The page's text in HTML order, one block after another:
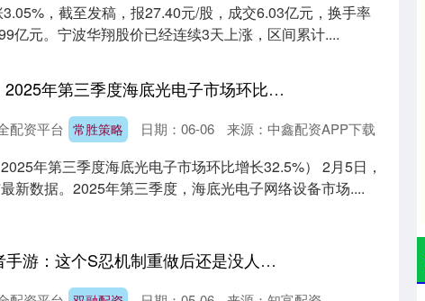
，截至发稿，报27.40元/股，成交6.03亿元，换手率
亿元。宁波华翔股价已经连续3天上涨，区间累计....
常胜策略 Omdia：2025年第三季度海底光电子市场环比增长32.5%
常胜策略 日期：06-06 来源：中鑫配资APP下载
配资平台
年第三季度海底光电子市场环比增长32.5%） 2月5日，
新数据。2025年第三季度，海底光电子网络设备市场....
双融配资 火影忍者手游：这个S忍机制重做后还是没人玩，但不改又不行！